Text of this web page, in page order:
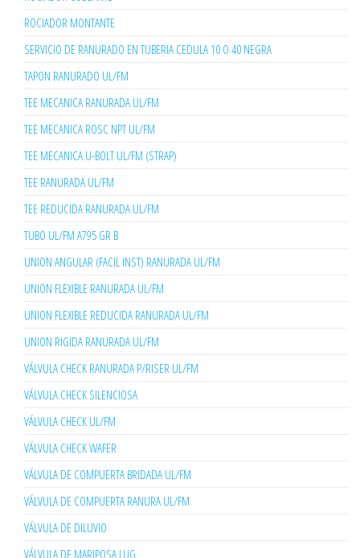
ROCIADOR MONTANTE
SERVICIO DE RANURADO EN TUBERIA CEDULA 10 O 40 NEGRA
TAPON RANURADO UL/FM
TEE MECANICA RANURADA UL/FM
TEE MECANICA ROSC NPT UL/FM
TEE MECANICA U-BOLT UL/FM (STRAP)
TEE RANURADA UL/FM
TEE REDUCIDA RANURADA UL/FM
TUBO UL/FM A795 GR B
UNION ANGULAR (FACIL INST) RANURADA UL/FM
UNION FLEXIBLE RANURADA UL/FM
UNION FLEXIBLE REDUCIDA RANURADA UL/FM
UNION RIGIDA RANURADA UL/FM
VÁLVULA CHECK RANURADA P/RISER UL/FM
VÁLVULA CHECK SILENCIOSA
VÁLVULA CHECK UL/FM
VÁLVULA CHECK WAFER
VÁLVULA DE COMPUERTA BRIDADA UL/FM
VÁLVULA DE COMPUERTA RANURA UL/FM
VÁLVULA DE DILUVIO
VÁLVULA DE MARIPOSA LUG